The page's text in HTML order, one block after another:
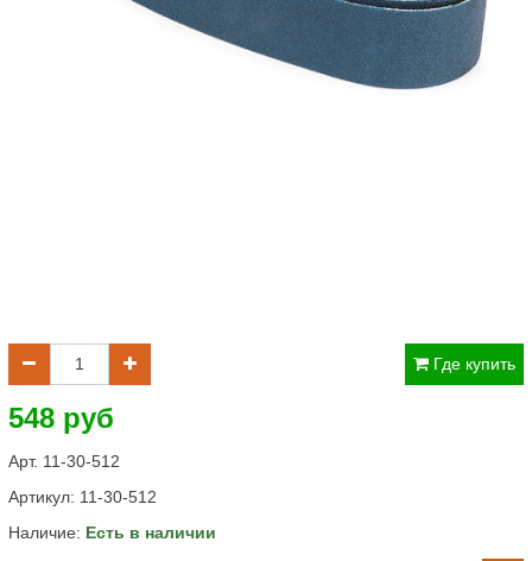
Где купить
548 руб
Арт. 11-30-512
Артикул: 11-30-512
Наличие: Есть в наличии